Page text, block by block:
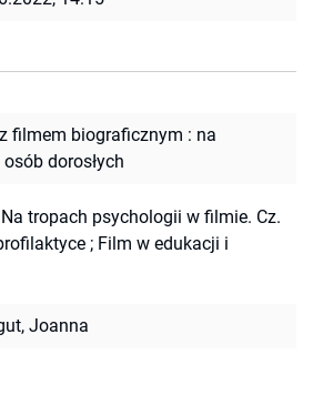
filmem biograficznym : na
dorosłych
Na tropach psychologii w filmie. Cz.
; Film w edukacji i
Joanna